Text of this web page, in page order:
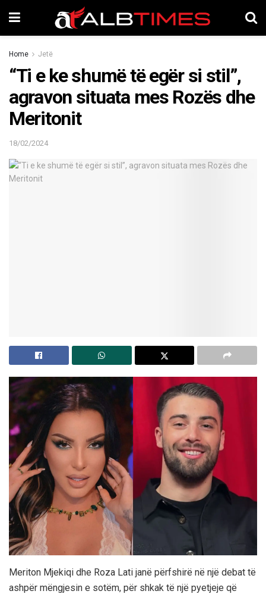
Home Jetë
“Ti e ke shumë të egër si stil”,
agravon situata mes Rozës dhe
Meritonit
18/02/2024
Meriton Mjekiqi dhe Roza Lati janë përfshirë në një debat të
ashpër mëngjesin e sotëm, për shkak të një pyetjeje që